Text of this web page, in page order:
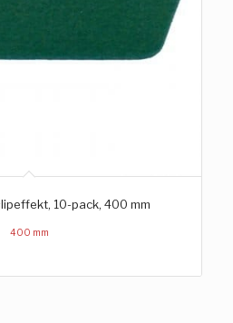
10-pack, 400 mm
400 mm